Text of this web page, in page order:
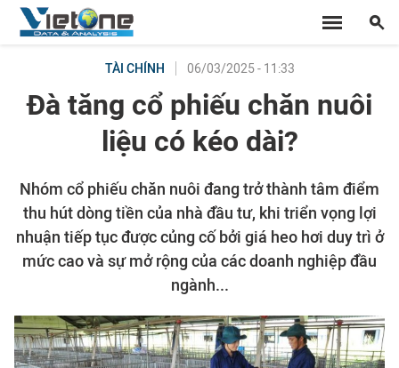
TÀI CHÍNH 06/03/2025 - 11:33
Đà tăng cổ phiếu chăn nuôi
liệu có kéo dài?
Nhóm cổ phiếu chăn nuôi đang trở thành tâm điểm
thu hút dòng tiền của nhà đầu tư, khi triển vọng lợi
nhuận tiếp tục được củng cố bởi giá heo hơi duy trì ở
mức cao và sự mở rộng của các doanh nghiệp đầu
ngành...